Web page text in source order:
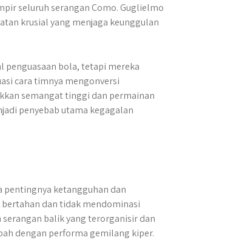
seluruh serangan Como. Guglielmo
krusial yang menjaga keunggulan
penguasaan bola, tetapi mereka
cara timnya mengonversi
semangat tinggi dan permainan
penyebab utama kegagalan
pentingnya ketangguhan dan
dan tidak mendominasi
balik yang terorganisir dan
dengan performa gemilang kiper.